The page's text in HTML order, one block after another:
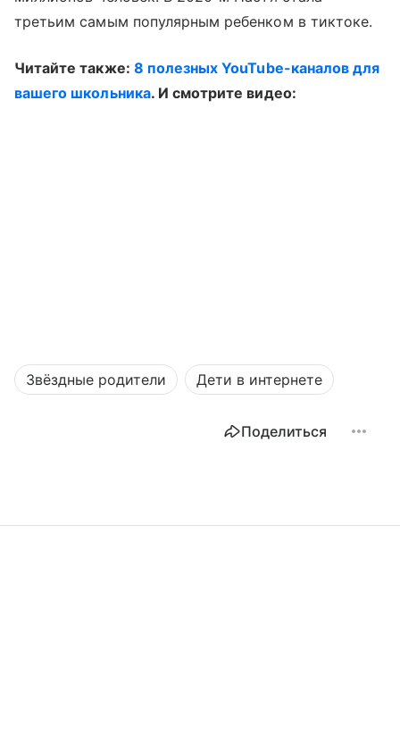
третьим самым популярным ребенком в тиктоке.
Читайте также: 8 полезных YouTube-каналов для
вашего школьника. И смотрите видео:
Звёздные родители Дети в интернете
Поделиться